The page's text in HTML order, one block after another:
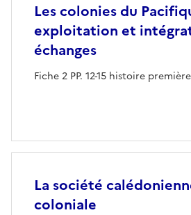
Les colonies du
exploitation et
échanges
Fiche 2 PP. 12-15 histoire première
La société
coloniale